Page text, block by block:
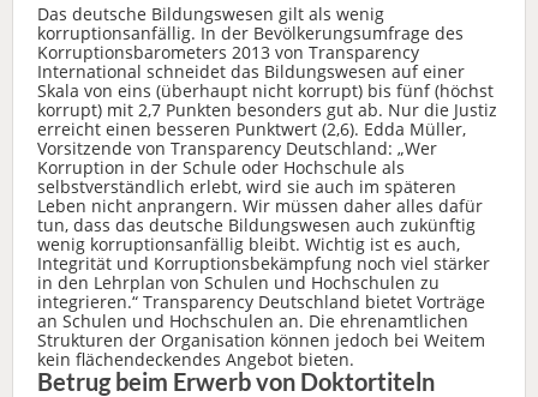
Das deutsche Bildungswesen gilt als wenig
korruptionsanfällig. In der Bevölkerungsumfrage des
Korruptionsbarometers 2013 von Transparency
International schneidet das Bildungswesen auf einer
Skala von eins (überhaupt nicht korrupt) bis fünf (höchst
korrupt) mit 2,7 Punkten besonders gut ab. Nur die Justiz
erreicht einen besseren Punktwert (2,6). Edda Müller,
Vorsitzende von Transparency Deutschland: „Wer
Korruption in der Schule oder Hochschule als
selbstverständlich erlebt, wird sie auch im späteren
Leben nicht anprangern. Wir müssen daher alles dafür
tun, dass das deutsche Bildungswesen auch zukünftig
wenig korruptionsanfällig bleibt. Wichtig ist es auch,
Integrität und Korruptionsbekämpfung noch viel stärker
in den Lehrplan von Schulen und Hochschulen zu
integrieren.“ Transparency Deutschland bietet Vorträge
an Schulen und Hochschulen an. Die ehrenamtlichen
Strukturen der Organisation können jedoch bei Weitem
kein flächendeckendes Angebot bieten.
Betrug beim Erwerb von Doktortiteln